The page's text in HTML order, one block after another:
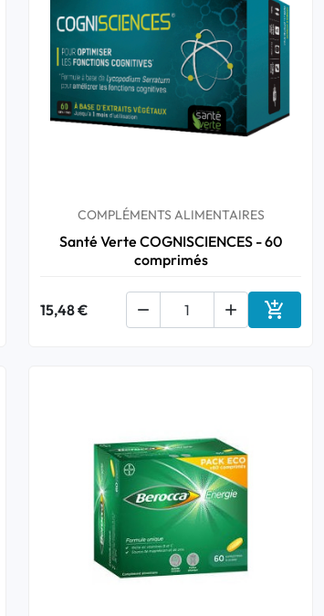
au panier
COMPLÉMENTS ALIMENTAIRES
Santé Verte COGNISCIENCES - 60
comprimés
15,48 €   